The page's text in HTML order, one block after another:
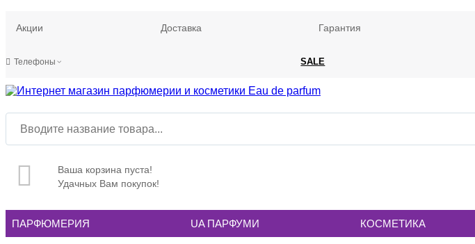
Акции Доставка Гарантия
Телефоны SALE
Ваша корзина пуста!
Удачных Вам покупок!
ПАРФЮМЕРИЯ UA ПАРФУМИ КОСМЕТИКА